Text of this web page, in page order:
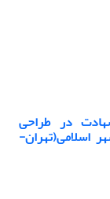
در طراحی
اسلامی(تهران-